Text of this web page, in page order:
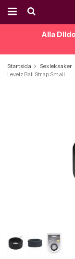
Alla
Startsida Sexleksaker
Levelz Ball Strap Small